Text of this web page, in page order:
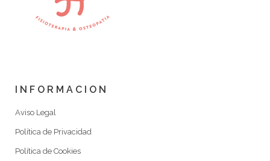
INFORMACION
Aviso Legal
Política de Privacidad
Política de Cookies